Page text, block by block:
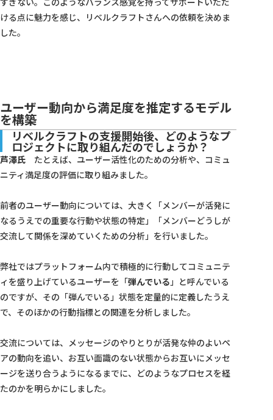
ける点に魅力を感じ、リベルクラフトさんへの依頼を決めま
した。
ユーザー動向から満足度を推定するモデル
を構築
リベルクラフトの支援開始後、どのようなプ
ロジェクトに取り組んだのでしょうか？
芦澤氏 たとえば、ユーザー活性化のための分析や、コミュ
ニティ満足度の評価に取り組みました。
前者のユーザー動向については、大きく「メンバーが活発に
なるうえでの重要な行動や状態の特定」「メンバーどうしが
交流して関係を深めていくための分析」を行いました。
弊社ではプラットフォーム内で積極的に行動してコミュニテ
ィを盛り上げているユーザーを「弾んでいる」と呼んでいる
のですが、その「弾んでいる」状態を定量的に定義したうえ
で、そのほかの行動指標との関連を分析しました。
交流については、メッセージのやりとりが活発な仲のよいペ
アの動向を追い、お互い面識のない状態からお互いにメッセ
ージを送り合うようになるまでに、どのようなプロセスを経
たのかを明らかにしました。